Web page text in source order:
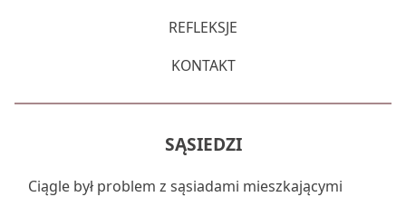
REFLEKSJE
KONTAKT
SĄSIEDZI
Ciągle był problem z sąsiadami mieszkającymi